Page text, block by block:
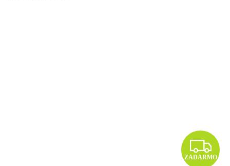
Z
ZADARMO